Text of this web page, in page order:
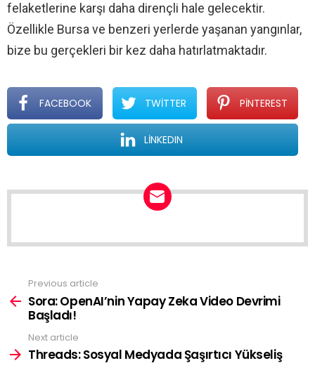
felaketlerine karşı daha dirençli hale gelecektir.
Özellikle Bursa ve benzeri yerlerde yaşanan yangınlar,
bize bu gerçekleri bir kez daha hatırlatmaktadır.
FACEBOOK TWITTER PINTEREST
LINKEDIN
NEWSLETTER
more
Previous article
Sora: OpenAI’nin Yapay Zeka Video Devrimi
Başladı!
Next article
Threads: Sosyal Medyada Şaşırtıcı Yükseliş